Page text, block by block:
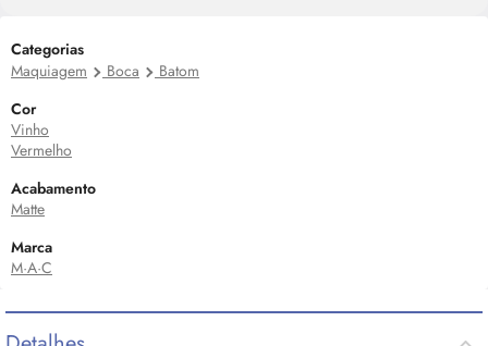
Categorias
Maquiagem
Boca
Batom
Cor
Vinho
Vermelho
Acabamento
Matte
Marca
M·A·C